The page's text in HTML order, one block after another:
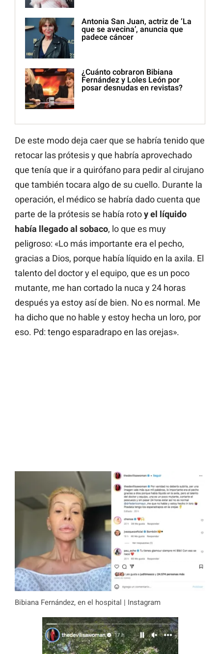
Antonia San Juan, actriz de ‘La
que se avecina’, anuncia que
padece cáncer
¿Cuánto cobraron Bibiana
Fernández y Loles León por
posar desnudas en revistas?
De este modo deja caer que se habría tenido que
retocar las prótesis y que habría aprovechado
que tenía que ir a quirófano para pedir al cirujano
que también tocara algo de su cuello. Durante la
operación, el médico se habría dado cuenta que
parte de la prótesis se había rotoy el líquido
había llegado al sobaco, lo que es muy
peligroso: «Lo más importante era el pecho,
gracias a Dios, porque había líquido en la axila. El
talento del doctor y el equipo, que es un poco
mutante, me han cortado la nuca y 24 horas
después ya estoy así de bien. No es normal. Me
ha dicho que no hable y estoy hecha un loro, por
eso. Pd: tengo esparadrapo en las orejas».
Bibiana Fernández, en el hospital | Instagram